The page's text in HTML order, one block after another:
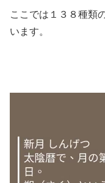
ここでは１３８種類
います。